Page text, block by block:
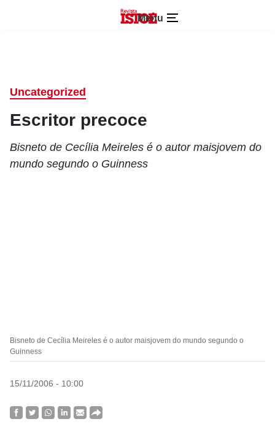
Menu
Uncategorized
Escritor precoce
Bisneto de Cecília Meireles é o autor maisjovem do
mundo segundo o Guinness
Bisneto de Cecília Meireles é o autor maisjovem do mundo segundo o
Guinness
15/11/2006 - 10:00